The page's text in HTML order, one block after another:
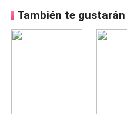
También te gustarán